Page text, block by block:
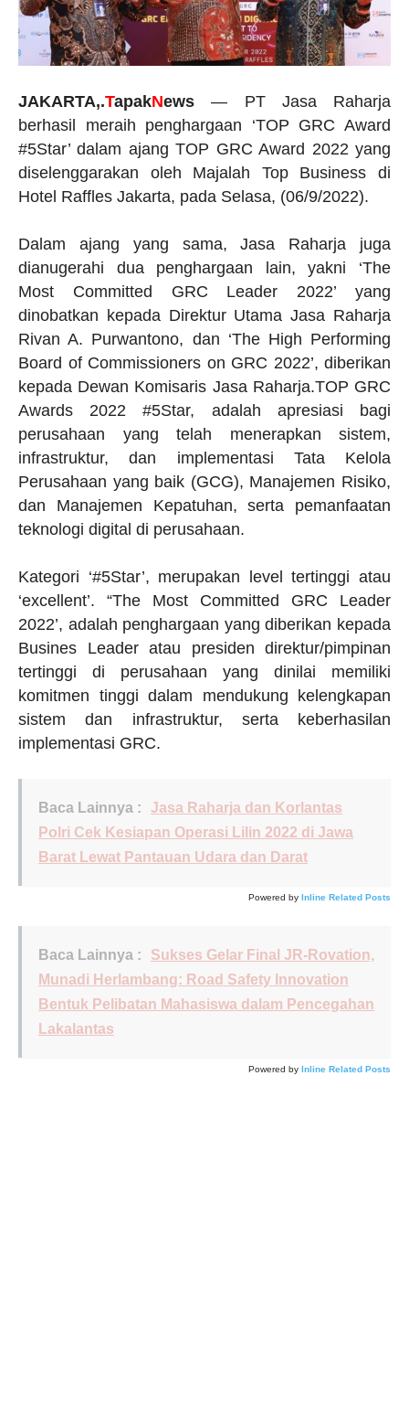
JAKARTA,.TapakNews — PT Jasa Raharja
berhasil meraih penghargaan ‘TOP GRC Award
#5Star’ dalam ajang TOP GRC Award 2022 yang
diselenggarakan oleh Majalah Top Business di
Hotel Raffles Jakarta, pada Selasa, (06/9/2022).
Dalam ajang yang sama, Jasa Raharja juga
dianugerahi dua penghargaan lain, yakni ‘The
Most Committed GRC Leader 2022’ yang
dinobatkan kepada Direktur Utama Jasa Raharja
Rivan A. Purwantono, dan ‘The High Performing
Board of Commissioners on GRC 2022’, diberikan
kepada Dewan Komisaris Jasa Raharja.TOP GRC
Awards 2022 #5Star, adalah apresiasi bagi
perusahaan yang telah menerapkan sistem,
infrastruktur, dan implementasi Tata Kelola
Perusahaan yang baik (GCG), Manajemen Risiko,
dan Manajemen Kepatuhan, serta pemanfaatan
teknologi digital di perusahaan.
Kategori ‘#5Star’, merupakan level tertinggi atau
‘excellent’. “The Most Committed GRC Leader
2022’, adalah penghargaan yang diberikan kepada
Busines Leader atau presiden direktur/pimpinan
tertinggi di perusahaan yang dinilai memiliki
komitmen tinggi dalam mendukung kelengkapan
sistem dan infrastruktur, serta keberhasilan
implementasi GRC.
Baca Lainnya :
Jasa Raharja dan Korlantas
Polri Cek Kesiapan Operasi Lilin 2022 di Jawa
Barat Lewat Pantauan Udara dan Darat
Powered by Inline Related Posts
Baca Lainnya :
Sukses Gelar Final JR-Rovation,
Munadi Herlambang: Road Safety Innovation
Bentuk Pelibatan Mahasiswa dalam Pencegahan
Lakalantas
Powered by Inline Related Posts